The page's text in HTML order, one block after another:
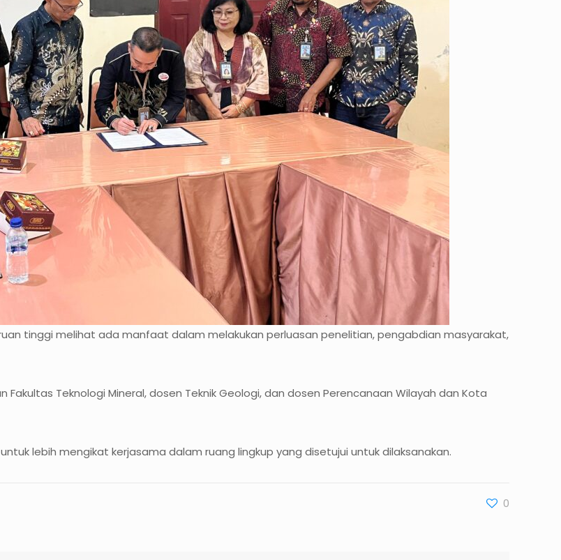
tinggi melihat ada manfaat dalam melakukan perluasan penelitian, pengabdian masyarakat,
Teknologi Mineral, dosen Teknik Geologi, dan dosen Perencanaan Wilayah dan Kota
lebih mengikat kerjasama dalam ruang lingkup yang disetujui untuk dilaksanakan.
0